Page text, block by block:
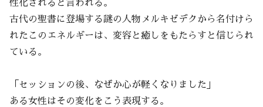
性化されると言われる。
古代の聖書に登場する謎の人物メルキゼデクから名付けら
れたこのエネルギーは、変容と癒しをもたらすと信じられ
ている。
「セッションの後、なぜか心が軽くなりました」
ある女性はその変化をこう表現する。